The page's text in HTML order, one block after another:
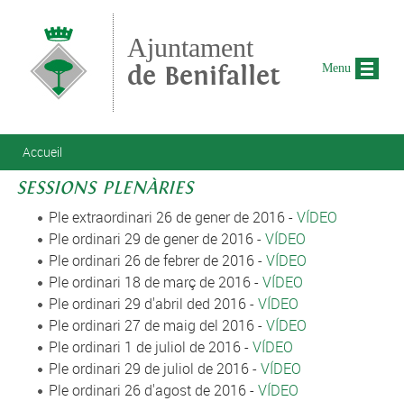
Ajuntament
de Benifallet
Vous êtes ici
Accueil
SESSIONS PLENÀRIES
Ple extraordinari 26 de gener de 2016 -VÍDEO
Ple ordinari 29 de gener de 2016 -VÍDEO
Ple ordinari 26 de febrer de 2016 -VÍDEO
Ple ordinari 18 de març de 2016 -VÍDEO
Ple ordinari 29 d'abril ded 2016 -VÍDEO
Ple ordinari 27 de maig del 2016 -VÍDEO
Ple ordinari 1 de juliol de 2016 -VÍDEO
Ple ordinari 29 de juliol de 2016 -VÍDEO
Ple ordinari 26 d'agost de 2016 -VÍDEO
Menu